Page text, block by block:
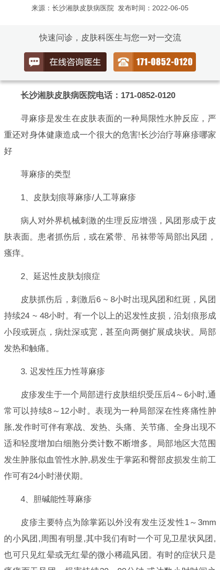
来源：长沙湘肤皮肤病医院 发布时间：2022-06-05
快速问诊，皮肤科医生与您一对一交流
长沙湘肤皮肤病医院电话：171-0852-0120
寻麻疹是发生在皮肤表面的一种局限性水肿反应，严
重还对身体健康造成一个很大的危害!长沙治疗荨麻疹哪家
好
荨麻疹的类型
1、皮肤划痕荨麻疹/人工荨麻疹
病人对外界机械刺激的生理反应增强，风团形成于皮
肤表面。患者抓伤后，或在紧带、吊袜带等局部出风团，
瘙痒。
2、延迟性皮肤划痕症
皮肤抓伤后，刺激后6 ~ 8小时出现风团和红斑，风团
持续24 ~ 48小时。有一个以上的迟发性皮损，沿划痕形成
小段或斑点，病灶深或宽，甚至向两侧扩展成块状。局部
发热和触痛。
3. 迟发性压力性荨麻疹
皮疹发生于一个局部进行皮肤组织受压后4～6小时,通
常可以持续8～12小时。表现为一种局部深在性疼痛性肿
胀,发作时可伴有寒战、发热、头痛、关节痛、全身出现不
适和轻度增加白细胞分类计数不断增多。局部地区大范围
发生肿胀似血管性水肿,易发生于掌跖和臀部皮损发生前工
作可有24小时潜伏期。
4、胆碱能性荨麻疹
皮疹主要特点为除掌跖以外没有发生泛发性1～3mm
的小风团,周围有明显,其中我们有时一个可见卫星状风团,
也可只见红晕或无红晕的微小稀疏风团。有时的症状只是